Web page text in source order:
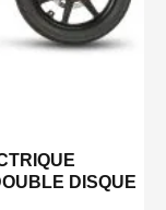
DISQUE